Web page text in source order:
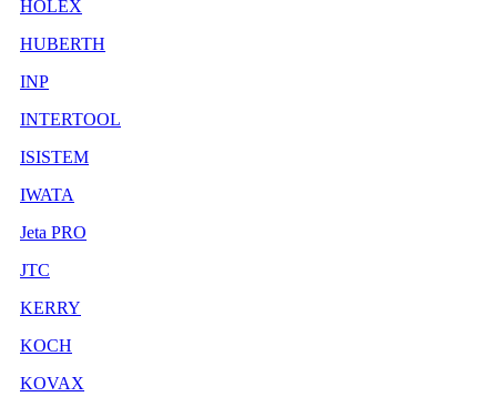
HOLEX
HUBERTH
INP
INTERTOOL
ISISTEM
IWATA
Jeta PRO
JTC
KERRY
KOCH
KOVAX